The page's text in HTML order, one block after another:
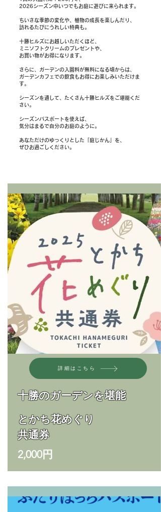
2026シーズン中いつでもお庭に遊びに来られます。
ちいさな季節の変化や、植物の成長を楽しんだり、
訪れるたびにうれしい特典も。
十勝ヒルズにお越しいただくほど、
ミニソフトクリームのプレゼントや、
お買い物がお得になります。
さらに、ガーデンの入園料が無料になる頃からは、
ガーデンカフェでの飲食もお得にお楽しみいただけま
す。
シーズンを通して、たくさん十勝ヒルズをご堪能くだ
さい。
シーズンパスポートを使えば、
気分はまるで自分のお庭のように。
あなただけのゆっくりとした「庭じかん」を、
ぜひお過ごしください。
詳細はこちら
十勝のガーデンを堪能
とかち花めぐり
共通券
2,000円